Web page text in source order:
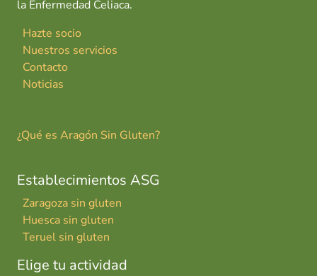
la Enfermedad Celiaca.
Hazte socio
Nuestros servicios
Contacto
Noticias
¿Qué es Aragón Sin Gluten?
Establecimientos ASG
Zaragoza sin gluten
Huesca sin gluten
Teruel sin gluten
Elige tu actividad